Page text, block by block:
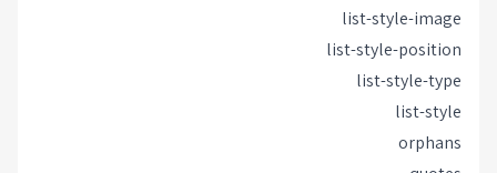
list-style-image
list-style-position
list-style-type
list-style
orphans